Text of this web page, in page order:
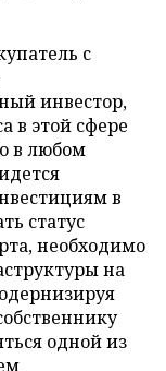
с
инвестор,
в этой сфере
в любом
в
статус
необходимо
на
одной из